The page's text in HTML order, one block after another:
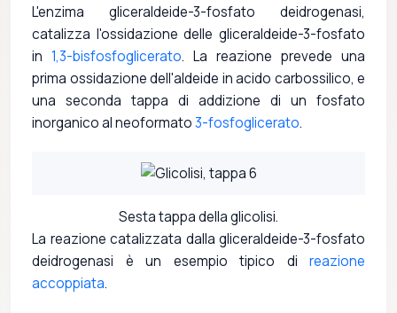
L'enzima gliceraldeide-3-fosfato deidrogenasi,
catalizza l'ossidazione delle gliceraldeide-3-fosfato
in 1,3-bisfosfoglicerato. La reazione prevede una
prima ossidazione dell'aldeide in acido carbossilico, e
una seconda tappa di addizione di un fosfato
inorganico al neoformato3-fosfoglicerato.
Sesta tappa della glicolisi.
La reazione catalizzata dalla gliceraldeide-3-fosfato
deidrogenasi è un esempio tipico di reazione
accoppiata.